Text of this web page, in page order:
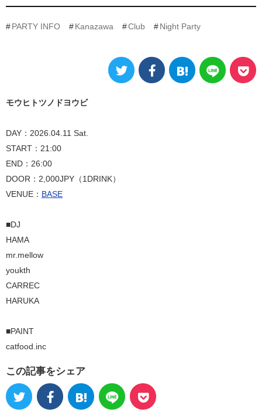
PARTY INFO Kanazawa Club Night Party
モウヒトツノドヨウビ
DAY：2026.04.11 Sat.
START：21:00
END：26:00
DOOR：2,000JPY（1DRINK）
VENUE： BASE
■DJ
HAMA
mr.mellow
youkth
CARREC
HARUKA
■PAINT
catfood.inc
この記事をシェア